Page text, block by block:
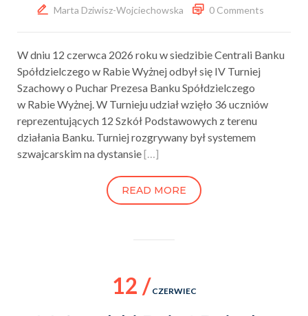
Marta Dziwisz-Wojciechowska 0 Comments
W dniu 12 czerwca 2026 roku w siedzibie Centrali Banku
Spółdzielczego w Rabie Wyżnej odbył się IV Turniej
Szachowy o Puchar Prezesa Banku Spółdzielczego
w Rabie Wyżnej. W Turnieju udział wzięło 36 uczniów
reprezentujących 12 Szkół Podstawowych z terenu
działania Banku. Turniej rozgrywany był systemem
szwajcarskim na dystansie[…]
READ MORE
12 / CZERWIEC